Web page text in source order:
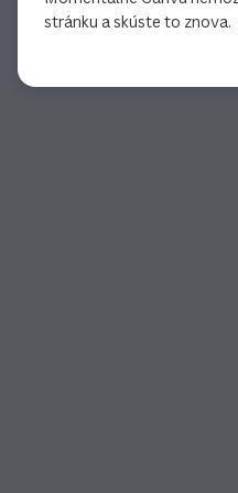
stránku a skúste to znova.